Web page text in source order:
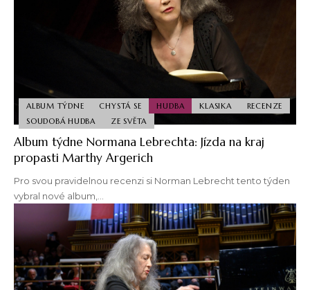
ALBUM TÝDNE CHYSTÁ SE HUDBA KLASIKA
RECENZE
SOUDOBÁ HUDBA
ZE SVĚTA
Album týdne Normana Lebrechta: Jízda na kraj
propasti Marthy Argerich
Pro svou pravidelnou recenzi si Norman Lebrecht tento týden
vybral nové album,…